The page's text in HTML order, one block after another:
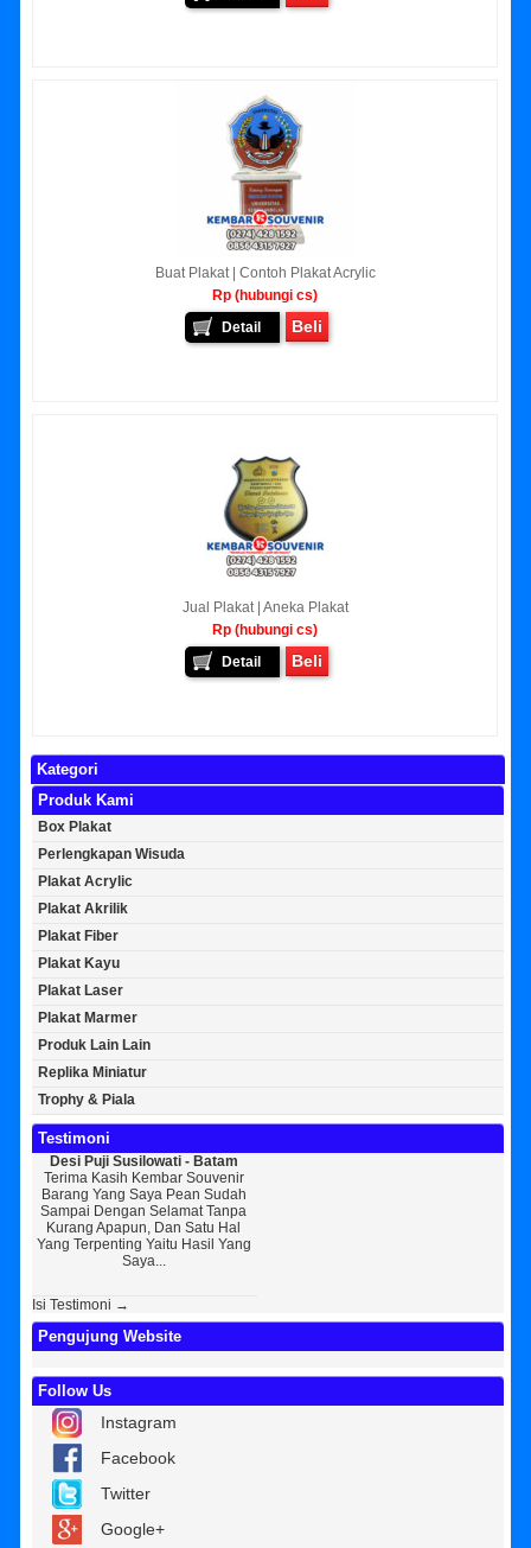
Buat Plakat | Contoh Plakat Acrylic
Rp (hubungi cs)
Detail
Beli
Jual Plakat | Aneka Plakat
Rp (hubungi cs)
Detail
Beli
Kategori
Produk Kami
Box Plakat
Perlengkapan Wisuda
Plakat Acrylic
Plakat Akrilik
Plakat Fiber
Plakat Kayu
Plakat Laser
Plakat Marmer
Produk Lain Lain
Replika Miniatur
Trophy & Piala
Testimoni
Susilowati - Batam
Kasih Kembar Souvenir
Yang Saya Pean Sudah
Dengan Selamat Tanpa
Apapun, Dan Satu Hal
Yaitu Hasil Yang
Bayu Kurniawan - Jakarta Pusat
Sedikit Membagikan Kisah Sukses
Saya, Perkenalkan Pak Saya Bayu
Kurniawan Reseller Patung
Wisuda Dan Souvenir Wisuda Di
Kembar Souvenir, Sebetulnya S...
Isi Testimoni →
Pengujung Website
Follow Us
Instagram
Facebook
Twitter
Google+